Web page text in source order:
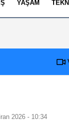
YAŞAM
Ulaşım veArifiye
2026 - 10:34